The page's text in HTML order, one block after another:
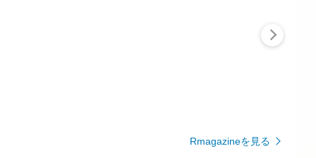
Rmagazineを見る